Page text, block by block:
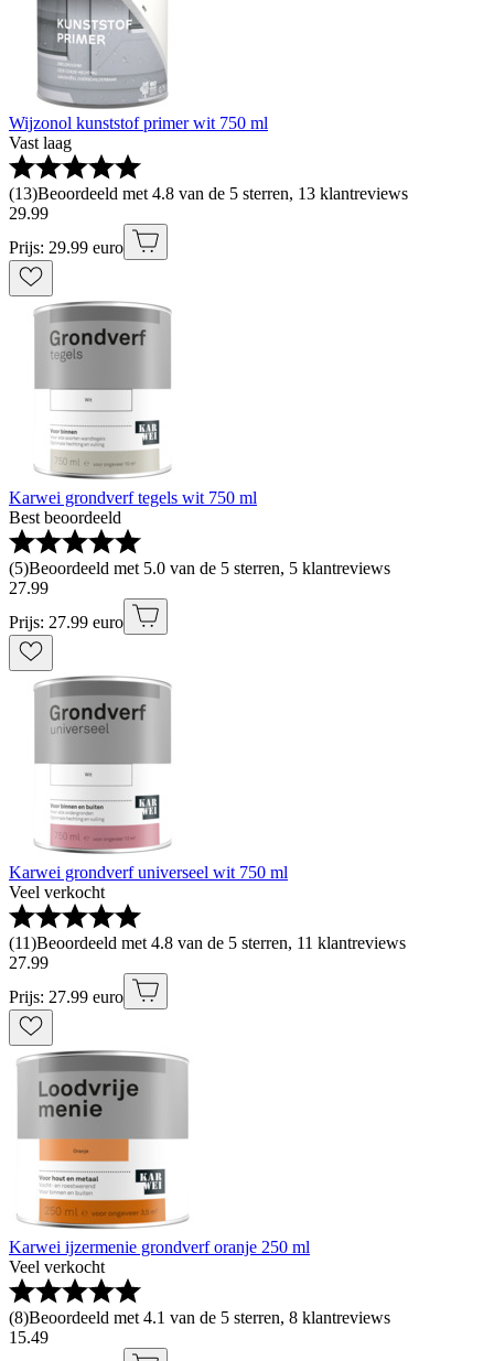
Wijzonol kunststof primer wit 750 ml
Vast laag
(13)Beoordeeld met 4.8 van de 5 sterren, 13 klantreviews
29.99
Prijs: 29.99 euro
Karwei grondverf tegels wit 750 ml
Best beoordeeld
(5)Beoordeeld met 5.0 van de 5 sterren, 5 klantreviews
27.99
Prijs: 27.99 euro
Karwei grondverf universeel wit 750 ml
Veel verkocht
(11)Beoordeeld met 4.8 van de 5 sterren, 11 klantreviews
27.99
Prijs: 27.99 euro
Karwei ijzermenie grondverf oranje 250 ml
Veel verkocht
(8)Beoordeeld met 4.1 van de 5 sterren, 8 klantreviews
15.49